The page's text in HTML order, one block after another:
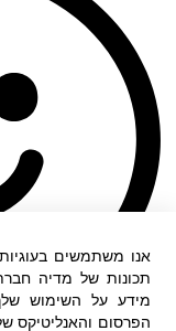
אנו משתמשים
תכונות של מדיה
מידע על השימוש
הפרסום והאנליטיקס